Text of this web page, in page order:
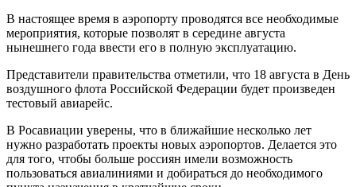
В настоящее время в аэропорту проводятся все необходимые
мероприятия, которые позволят в середине августа
нынешнего года ввести его в полную эксплуатацию.
Представители правительства отметили, что 18 августа в День
воздушного флота Российской Федерации будет произведен
тестовый авиарейс.
В Росавиации уверены, что в ближайшие несколько лет
нужно разработать проекты новых аэропортов. Делается это
для того, чтобы больше россиян имели возможность
пользоваться авиалиниями и добираться до необходимого